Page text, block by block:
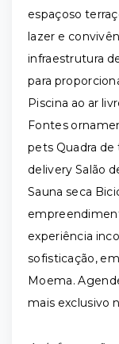
espaçoso
lazer e
infraestrutura
para
Piscina ao ar
Fontes
pets Quadra
delivery Salão
Sauna seca
experiência
sofisticação,
Moema.
mais exclusivo